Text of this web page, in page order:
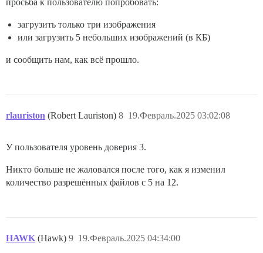
просьба к пользователю попробовать:
загрузить только три изображения
или загрузить 5 небольших изображений (в КБ)
и сообщить нам, как всё прошло.
rlauriston (Robert Lauriston) 19.Февраль.2025 03:02:08
8
У пользователя уровень доверия 3.
Никто больше не жаловался после того, как я изменил
количество разрешённых файлов с 5 на 12.
HAWK (Hawk) 19.Февраль.2025 04:34:00
9